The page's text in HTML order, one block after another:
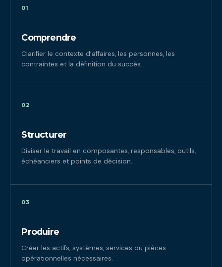
01
Comprendre
Clarifier le contexte d’affaires, les personnes, les
contraintes et la définition du succès.
02
Structurer
Diviser le travail en composantes, responsables, outils,
échéanciers et points de décision.
03
Produire
Créer les actifs, systèmes, services ou pièces
opérationnelles nécessaires.